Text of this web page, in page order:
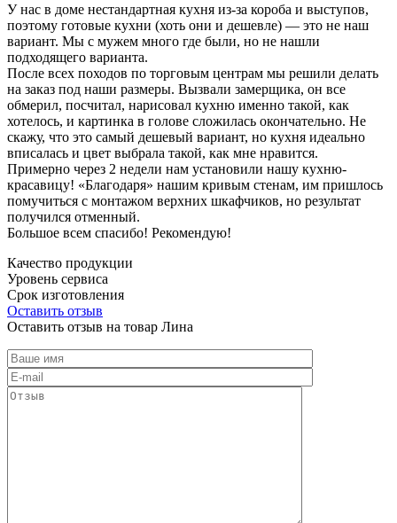
У нас в доме нестандартная кухня из-за короба и выступов,
поэтому готовые кухни (хоть они и дешевле) — это не наш
вариант. Мы с мужем много где были, но не нашли
подходящего варианта.
После всех походов по торговым центрам мы решили делать
на заказ под наши размеры. Вызвали замерщика, он все
обмерил, посчитал, нарисовал кухню именно такой, как
хотелось, и картинка в голове сложилась окончательно. Не
скажу, что это самый дешевый вариант, но кухня идеально
вписалась и цвет выбрала такой, как мне нравится.
Примерно через 2 недели нам установили нашу кухню-
красавицу! «Благодаря» нашим кривым стенам, им пришлось
помучиться с монтажом верхних шкафчиков, но результат
получился отменный.
Большое всем спасибо! Рекомендую!
Качество продукции
Уровень сервиса
Срок изготовления
Оставить отзыв
Оставить отзыв на товар Лина